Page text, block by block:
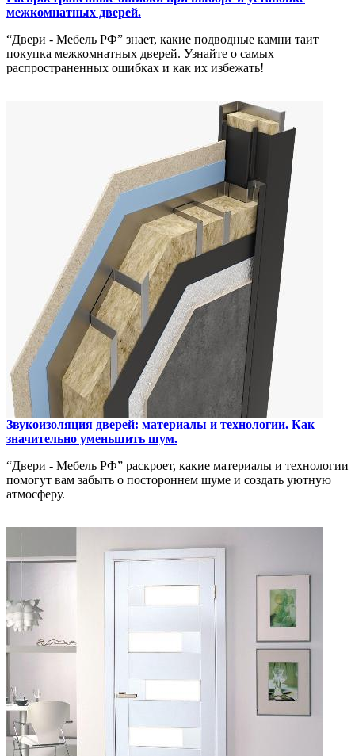
межкомнатных дверей.
“Двери - Мебель РФ” знает, какие подводные камни таит
покупка межкомнатных дверей. Узнайте о самых
распространенных ошибках и как их избежать!
Звукоизоляция дверей: материалы и технологии. Как
значительно уменьшить шум.
“Двери - Мебель РФ” раскроет, какие материалы и технологии
помогут вам забыть о постороннем шуме и создать уютную
атмосферу.